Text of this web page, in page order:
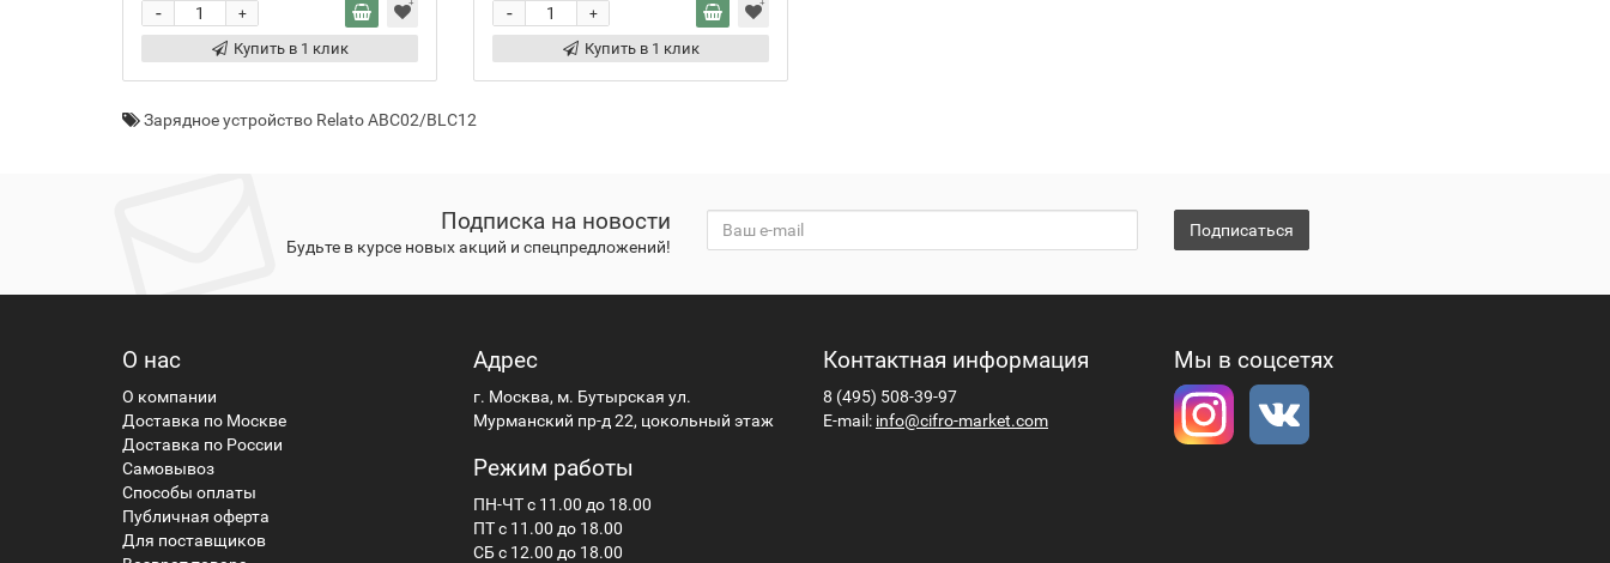
+
-
Купить в 1 клик
+
-
Купить в 1 клик
Зарядное устройство Relato ABC02/BLC12
Подписка на новости
Будьте в курсе новых акций и спецпредложений!
Подписаться
О нас
О компании
Доставка по Москве
Доставка по России
Самовывоз
Способы оплаты
Публичная оферта
Для поставщиков
Адрес
г. Москва, м. Бутырская ул.
Мурманский пр-д 22, цокольный этаж
Режим работы
ПН-ЧТ с 11.00 до 18.00
ПТ с 11.00 до 18.00
СБ с 12.00 до 18.00
Контактная информация
8 (495) 508-39-97
E-mail: info@cifro-market.com
Мы в соцсетях